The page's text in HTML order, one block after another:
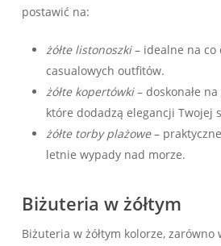
postawić na:
żółte​ listonoszki– idealne na co
casualowych outfitów.
żółte kopertówki– doskonałe
które dodadzą elegancji Twojej
żółte torby plażowe–
letnie ‍wypady nad​ morze.
Biżuteria w żółtym
Biżuteria w żółtym kolorze, zarówno